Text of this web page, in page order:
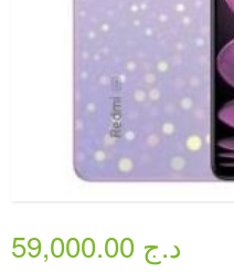
59,000.00 د.ج